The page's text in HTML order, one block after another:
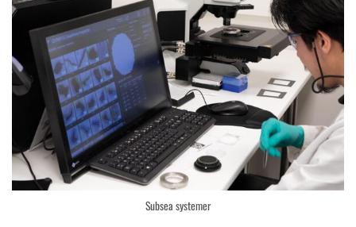
Subsea systemer